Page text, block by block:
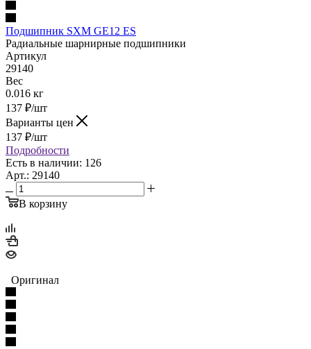
Подшипник SXM GE12 ES
Радиальные шарнирные подшипники
Артикул
29140
Вес
0.016 кг
137 ₽/шт
Варианты цен
137 ₽/шт
Подробности
Есть в наличии: 126
Арт.: 29140
В корзину
Оригинал